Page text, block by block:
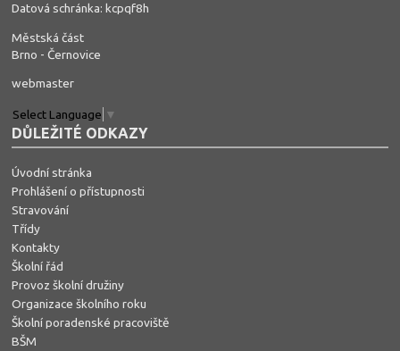
Datová schránka: kcpqf8h
Městská část
Brno - Černovice
webmaster
Select Language ▼
DŮLEŽITÉ ODKAZY
Úvodní stránka
Prohlášení o přístupnosti
Stravování
Třídy
Kontakty
Školní řád
Provoz školní družiny
Organizace školního roku
Školní poradenské pracoviště
BŠM